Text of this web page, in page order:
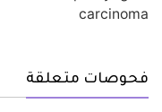
فحوصات متعلقة